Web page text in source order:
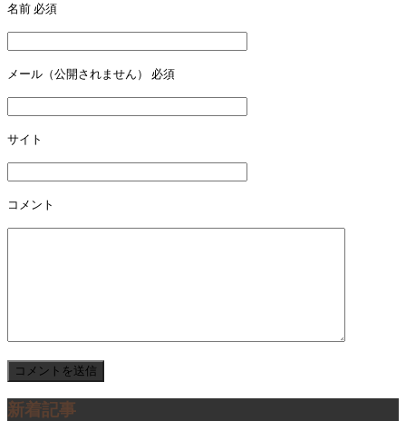
ビ
ゲ
ー
シ
ョ
ン
名前 必須
メール（公開されません） 必須
サイト
コメント
新着記事